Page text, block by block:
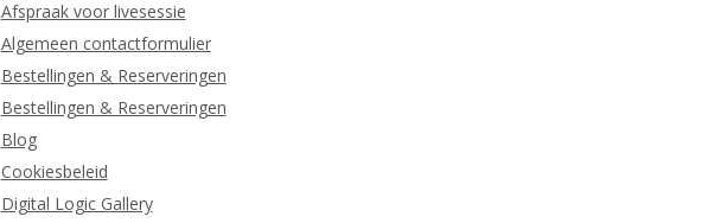
Afspraak voor livesessie
Algemeen contactformulier
Bestellingen & Reserveringen
Bestellingen & Reserveringen
Blog
Cookiesbeleid
Digital Logic Gallery